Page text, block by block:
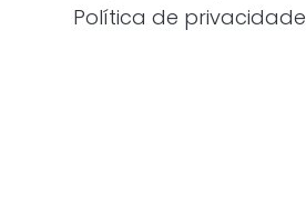
Política de privacidade